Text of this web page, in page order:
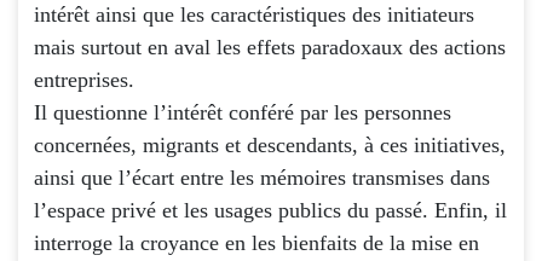
intérêt ainsi que les caractéristiques des initiateurs
mais surtout en aval les effets paradoxaux des actions
entreprises.
Il questionne l’intérêt conféré par les personnes
concernées, migrants et descendants, à ces initiatives,
ainsi que l’écart entre les mémoires transmises dans
l’espace privé et les usages publics du passé. Enfin, il
interroge la croyance en les bienfaits de la mise en